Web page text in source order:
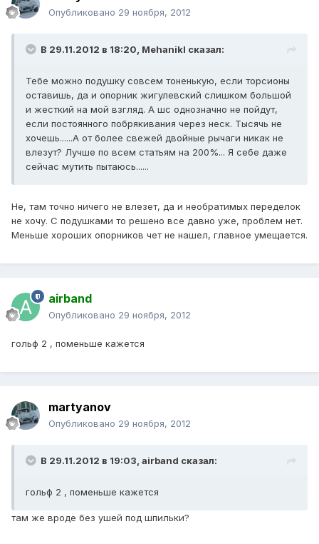
Опубликовано 29 ноября, 2012
В 29.11.2012 в 18:20, Mehanikl сказал:
Тебе можно подушку совсем тоненькую, если торсионы
оставишь, да и опорник жигулевский слишком большой
и жесткий на мой взгляд. А шс однозначно не пойдут,
если постоянного побрякивания через неск. Тысячь не
хочешь......А от более свежей двойные рычаги никак не
влезут? Лучше по всем статьям на 200%... Я себе даже
сейчас мутить пытаюсь......
Не, там точно ничего не влезет, да и необратимых переделок
не хочу. С подушками то решено все давно уже, проблем нет.
Меньше хороших опорников чет не нашел, главное умещается.
airband
Опубликовано 29 ноября, 2012
гольф 2 , поменьше кажется
martyanov
Опубликовано 29 ноября, 2012
В 29.11.2012 в 19:03, airband сказал:
гольф 2 , поменьше кажется
там же вроде без ушей под шпильки?